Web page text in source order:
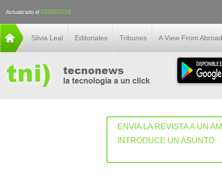
Actualizado el 03/08/2026
Silvia Leal Editoriales Tribunes A View From Abroad
ENVIA LA REVISTA A UN
INTRODUCE UN ASUNTO